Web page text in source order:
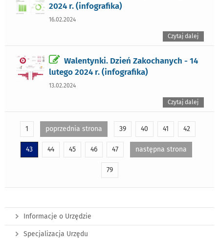
2024 r. (infografika)
16.02.2024
Czytaj dalej
Walentynki. Dzień Zakochanych - 14
lutego 2024 r. (infografika)
13.02.2024
Czytaj dalej
1 poprzednia strona 39 40 41 42
43 44 45 46 47 następna strona
79
Informacje o Urzędzie
Specjalizacja Urzędu